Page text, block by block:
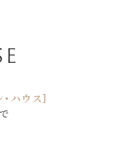
ハウス］